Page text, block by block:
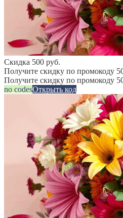
Скидка 500 руб.
Получите скидку по промокоду
Получите скидку по промокоду
no codesОткрыть код